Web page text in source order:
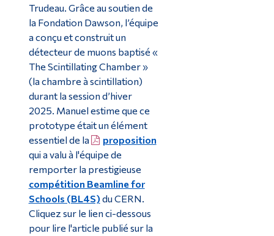
Trudeau. Grâce au soutien de
la Fondation Dawson, l’équipe
a conçu et construit un
détecteur de muons baptisé «
The Scintillating Chamber »
(la chambre à scintillation)
durant la session d’hiver
2025. Manuel estime que ce
prototype était un élément
essentiel de la
proposition
qui a valu à l'équipe de
remporter la prestigieuse
compétition Beamline for
Schools (BL4S) du CERN.
Cliquez sur le lien ci-dessous
pour lire l'article publié sur la